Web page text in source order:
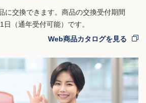
に交換できます。商品の交換受付期間
（通年受付可能）です。
Web商品カタログを見る